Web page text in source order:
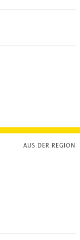
AUS DER REGION